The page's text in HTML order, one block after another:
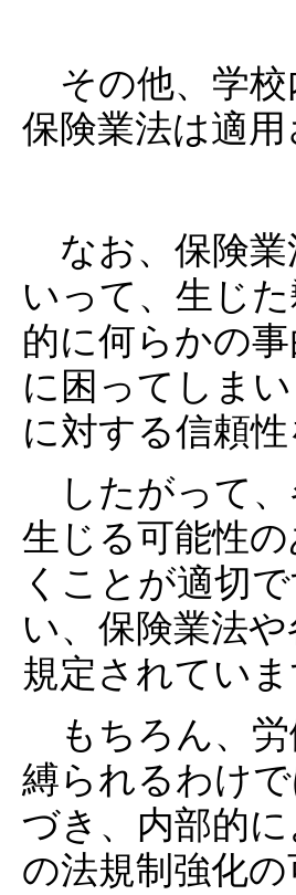
その他、学校
保険業法は適
なお、保険業
いって、生じ
的に何らかの
に困ってしま
に対する信頼
したがって、
生じる可能性
くことが適切
い、保険業法
規定されていま
もちろん、労
縛られるわけ
づき、内部的
の法規制強化